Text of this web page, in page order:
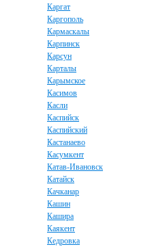
Каргат
Каргополь
Кармаскалы
Карпинск
Карсун
Карталы
Карымское
Касимов
Касли
Каспийск
Каспийский
Кастанаево
Касумкент
Катав-Ивановск
Катайск
Качканар
Кашин
Кашира
Каякент
Кедровка